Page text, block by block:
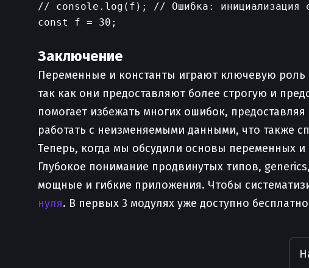
// console.log(f); // Ошибка: инициализация
const f = 30;
Заключение
Переменные и константы играют ключевую
так как они предоставляют более строгую и
помогает избежать многих ошибок,
работать с неизменяемыми данными, что также
Теперь, когда мы обсудили основы переменных
Глубокое понимание продвинутых типов,
мощные и гибкие приложения. Чтобы
нуля. В первых 3 модулях уже доступно